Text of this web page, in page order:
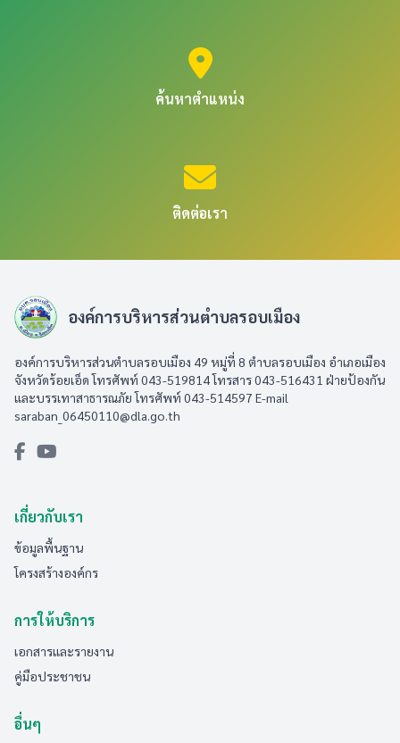
ค้นหาตำแหน่ง
ติดต่อเรา
องค์การบริหารส่วนตำบลรอบเมือง
องค์การบริหารส่วนตำบลรอบเมือง 49 หมู่ที่ 8 ตำบลรอบเมือง อำเภอเมือง
จังหวัดร้อยเอ็ด โทรศัพท์ 043-519814 โทรสาร 043-516431​ ฝ่ายป้องกัน
และบรรเทาสาธารณภัย โทรศัพท์ 043-514597 E-mail
saraban_06450110@dla.go.th
เกี่ยวกับเรา
ข้อมูลพื้นฐาน
โครงสร้างองค์กร
การให้บริการ
เอกสารและรายงาน
คู่มือประชาชน
อื่นๆ